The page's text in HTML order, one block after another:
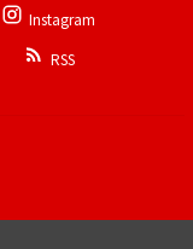
Instagram
RSS